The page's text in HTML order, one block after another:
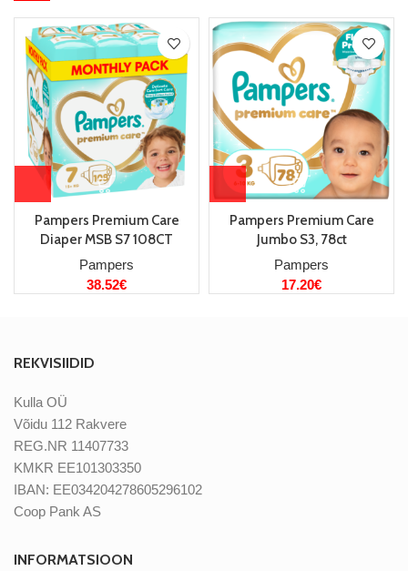
Pampers Premium Care
Diaper MSB S7 108CT
Pampers
38.52€
Pampers Premium Care
Jumbo S3, 78ct
Pampers
17.20€
REKVISIIDID
Kulla OÜ
Võidu 112 Rakvere
REG.NR 11407733
KMKR EE101303350
IBAN: EE034204278605296102
Coop Pank AS
INFORMATSIOON